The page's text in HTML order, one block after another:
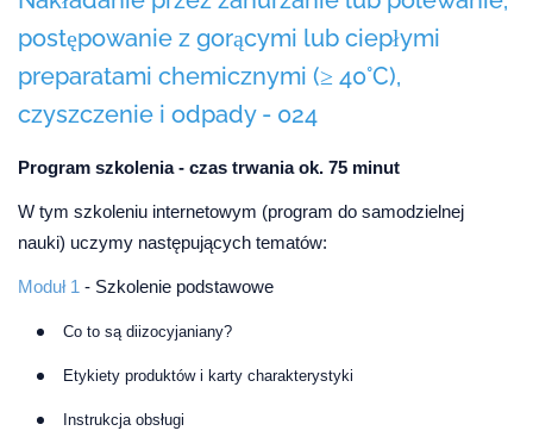
postępowanie z gorącymi lub ciepłymi
preparatami chemicznymi (≥ 40°C),
czyszczenie i odpady - 024
Program szkolenia - czas trwania ok. 75 minut
W tym szkoleniu internetowym (program do samodzielnej
nauki) uczymy następujących tematów:
Moduł 1 - Szkolenie podstawowe
Co to są diizocyjaniany?
Etykiety produktów i karty charakterystyki
Instrukcja obsługi